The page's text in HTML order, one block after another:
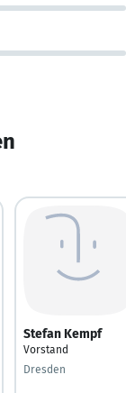
Stefan Kempf
Vorstand
Dresden